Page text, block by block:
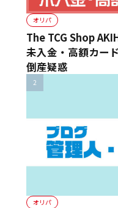
オリパ
The TCG Shop
未入金・高額カー
倒産疑惑
オリパ